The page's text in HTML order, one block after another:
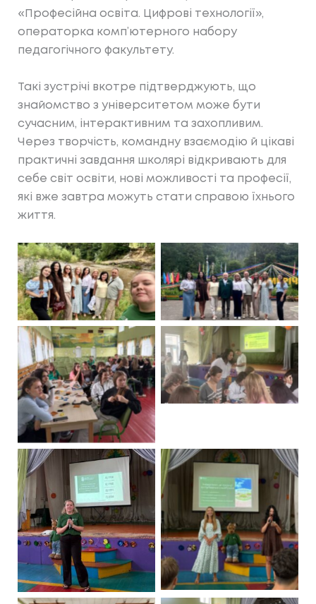
«Професійна освіта. Цифрові технології»,
операторка комп’ютерного набору
педагогічного факультету.
Такі зустрічі вкотре підтверджують, що
знайомство з університетом може бути
сучасним, інтерактивним та захопливим.
Через творчість, командну взаємодію й цікаві
практичні завдання школярі відкривають для
себе світ освіти, нові можливості та професії,
які вже завтра можуть стати справою їхнього
життя.